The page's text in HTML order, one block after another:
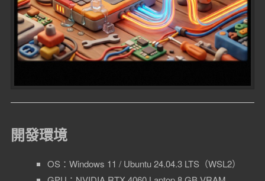
開發環境
OS：Windows 11 / Ubuntu 24.04.3 LTS（WSL2）